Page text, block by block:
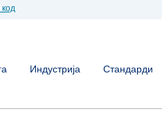
Индустрија Стандарди